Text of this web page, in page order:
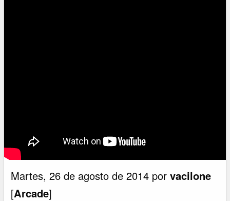
Martes, 26 de agosto de 2014 porvacilone
[Arcade]